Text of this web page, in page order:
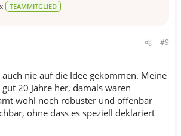
TEAMMITGLIED
#9
nie auf die Idee gekommen. Meine
20 Jahre her, damals waren
wohl noch robuster und offenbar
ohne dass es speziell deklariert